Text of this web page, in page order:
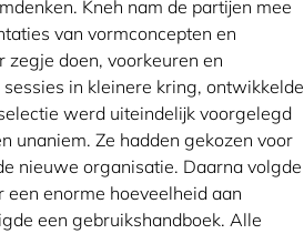
Kneh nam de partijen mee
van vormconcepten en
zegje doen, voorkeuren en
in kleinere kring, ontwikkelde
werd uiteindelijk voorgelegd
unaniem. Ze hadden gekozen voor
nieuwe organisatie. Daarna volgde
enorme hoeveelheid aan
een gebruikshandboek. Alle